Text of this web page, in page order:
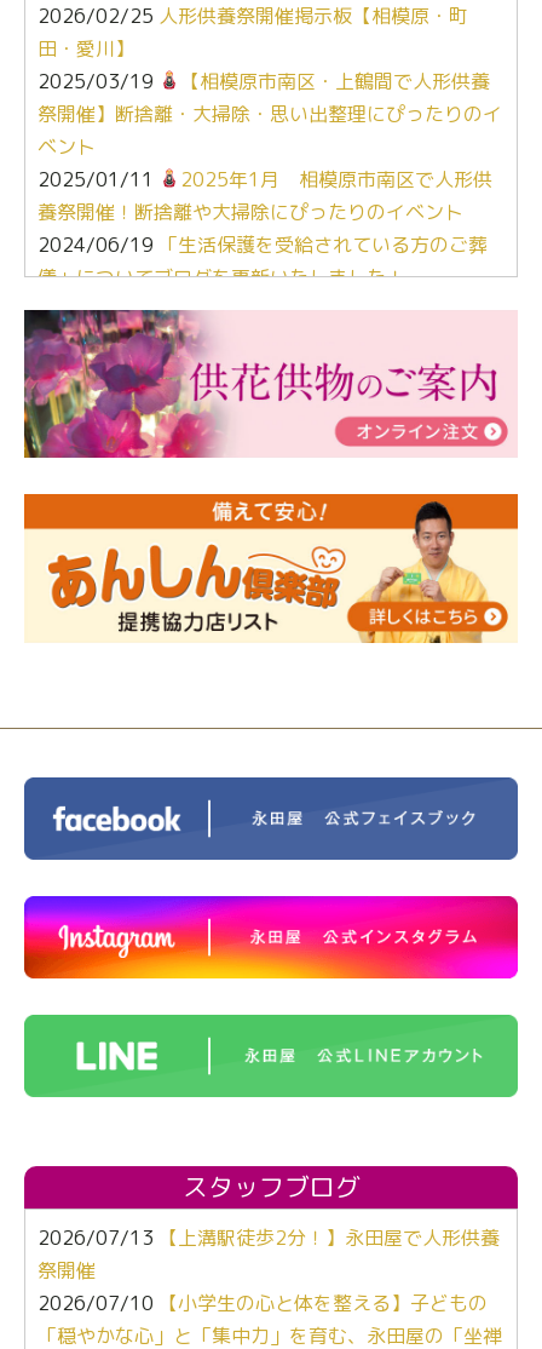
2026/02/25 人形供養祭開催掲示板【相模原・町
田・愛川】
2025/03/19
【相模原市南区・上鶴間で人形供養
祭開催】断捨離・大掃除・思い出整理にぴったりのイ
ベント
2025/01/11
2025年1月 相模原市南区で人形供
養祭開催！断捨離や大掃除にぴったりのイベント
2024/06/19 「生活保護を受給されている方のご葬
儀」についてブログを更新いたしました！
2024/03/06【終活なるほど教室】「マンガで学
ぶ！はじめてのお葬式」小さな家族葬ハウス®町田成
瀬 ご参加ありがとうございました！
2024/01/19令和6年能登半島地震災害の寄付のご報
告
人形供養 寄付のご報告
2023/12/16終活なるほど教室＠小さな家族葬ハウ
ス®上鶴間 エンディングノートを書いてみよう！
2023/11/29 永田屋創業110周年記念式典 レンブラ
ントホテル東京町田
スタッフブログ
2026/07/13
【上溝駅徒歩2分！】永田屋で人形供養
祭開催
2026/07/10
【小学生の心と体を整える】子どもの
「穏やかな心」と「集中力」を育む、永田屋の「坐禅